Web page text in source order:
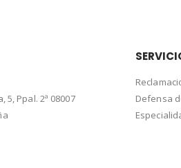
5, Ppal. 2ª 08007
Defensa